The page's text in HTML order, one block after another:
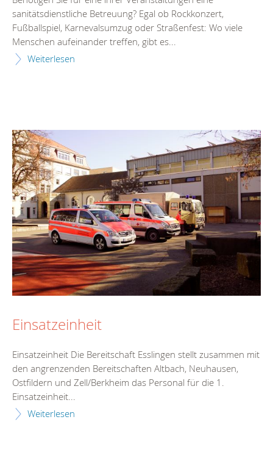
sanitätsdienstliche Betreuung? Egal ob Rockkonzert,
Fußballspiel, Karnevalsumzug oder Straßenfest: Wo viele
Menschen aufeinander treffen, gibt es...
Weiterlesen
Einsatzeinheit
Einsatzeinheit Die Bereitschaft Esslingen stellt zusammen mit
den angrenzenden Bereitschaften Altbach, Neuhausen,
Ostfildern und Zell/Berkheim das Personal für die 1.
Einsatzeinheit...
Weiterlesen